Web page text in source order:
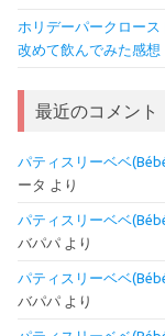
ホリデーパークロー
改めて飲んでみた感想
最近のコメント
パティスリーベベ
ータ より
パティスリーベベ
バパパより
パティスリーベベ
バパパより